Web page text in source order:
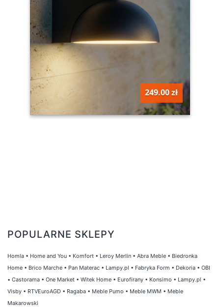
249.00 zł
szt
POPULARNE SKLEPY
Homla • Home and You • Komfort • Leroy Merlin • Abra Meble • Biedronka
Home • Brico Marche • Pan Materac • Lampy.pl • Fabryka Form • Dekoria • OBI
• Castorama • One Market • Witek Home • Eurofirany • Konsimo • Lampy.pl •
Visby • RTVEuroAGD • Ragaba • Meble Pumo • Meble MWM • Meble
Makarowski